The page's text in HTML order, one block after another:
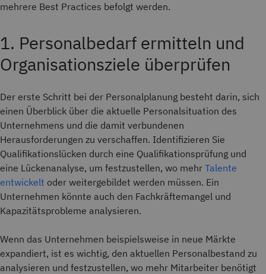
mehrere Best Practices befolgt werden.
1. Personalbedarf ermitteln und
Organisationsziele überprüfen
Der erste Schritt bei der Personalplanung besteht darin, sich
einen Überblick über die aktuelle Personalsituation des
Unternehmens und die damit verbundenen
Herausforderungen zu verschaffen. Identifizieren Sie
Qualifikationslücken durch eine Qualifikationsprüfung und
eine Lückenanalyse, um festzustellen, wo mehr Talente
entwickelt oder weitergebildet werden müssen. Ein
Unternehmen könnte auch den Fachkräftemangel und
Kapazitätsprobleme analysieren.
Wenn das Unternehmen beispielsweise in neue Märkte
expandiert, ist es wichtig, den aktuellen Personalbestand zu
analysieren und festzustellen, wo mehr Mitarbeiter benötigt